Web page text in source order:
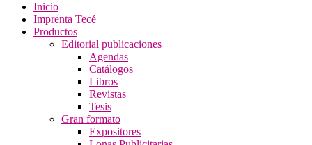
Inicio
Imprenta Tecé
Productos
Editorial publicaciones
Agendas
Catálogos
Libros
Revistas
Tesis
Gran formato
Expositores